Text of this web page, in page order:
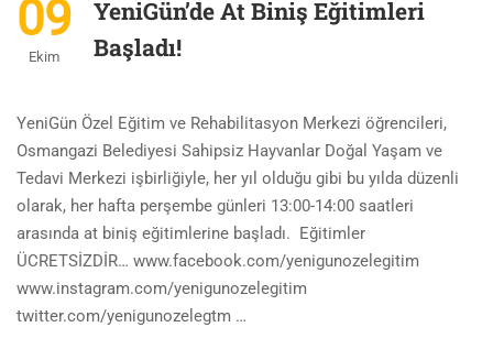
09
Ekim
YeniGün’de At Biniş Eğitimleri
Başladı!
YeniGün Özel Eğitim ve Rehabilitasyon Merkezi öğrencileri,
Osmangazi Belediyesi Sahipsiz Hayvanlar Doğal Yaşam ve
Tedavi Merkezi işbirliğiyle, her yıl olduğu gibi bu yılda düzenli
olarak, her hafta perşembe günleri 13:00-14:00 saatleri
arasında at biniş eğitimlerine başladı. Eğitimler
ÜCRETSİZDİR… www.facebook.com/yenigunozelegitim
www.instagram.com/yenigunozelegitim
twitter.com/yenigunozelegtm …